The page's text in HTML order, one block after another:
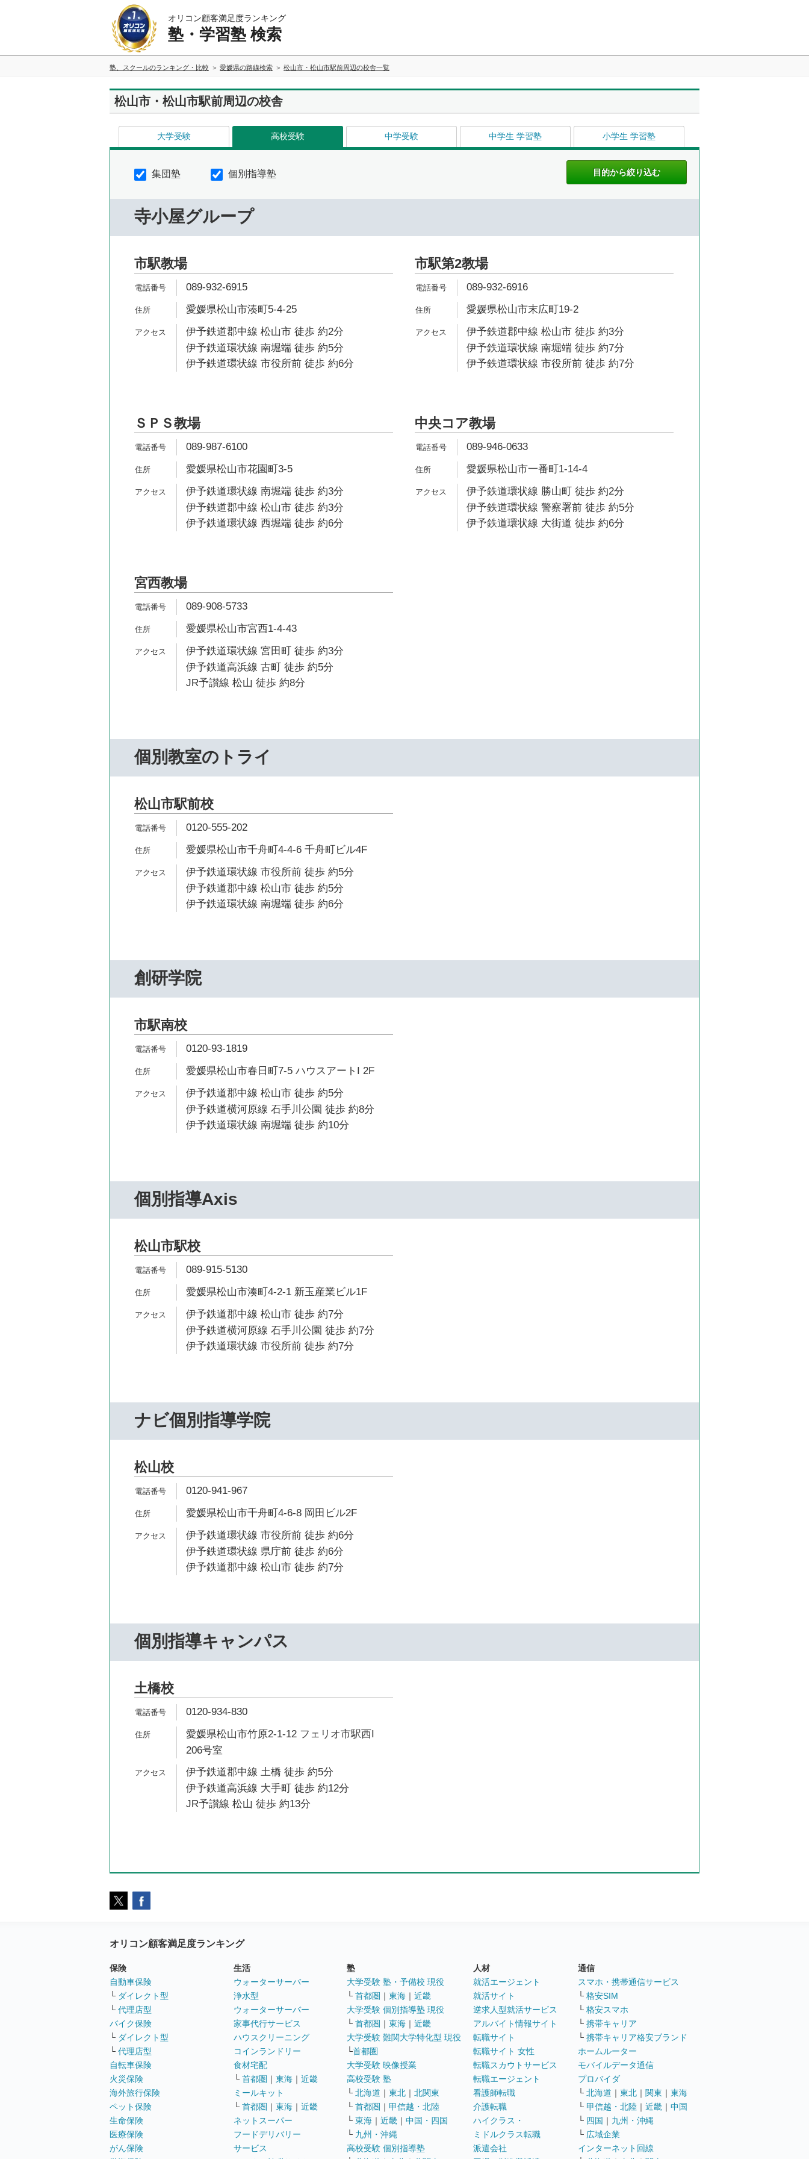
オリコン顧客満足度ランキング
塾・学習塾 検索
塾、スクールのランキング・比較 愛媛県の路線検索 松山市・松山市駅前周辺の校舎一覧
松山市・松山市駅前周辺の校舎
大学受験 高校受験 中学受験 中学生 学習塾 小学生 学習塾
集団塾 個別指導塾
寺小屋グループ
市駅教場
089-932-6915
愛媛県松山市湊町5-4-25
伊予鉄道郡中線 松山市 徒歩 約2分
伊予鉄道環状線 南堀端 徒歩 約5分
伊予鉄道環状線 市役所前 徒歩 約6分
市駅第2教場
089-932-6916
愛媛県松山市末広町19-2
伊予鉄道郡中線 松山市 徒歩 約3分
伊予鉄道環状線 南堀端 徒歩 約7分
伊予鉄道環状線 市役所前 徒歩 約7分
ＳＰＳ教場
089-987-6100
愛媛県松山市花園町3-5
伊予鉄道環状線 南堀端 徒歩 約3分
伊予鉄道郡中線 松山市 徒歩 約3分
伊予鉄道環状線 西堀端 徒歩 約6分
中央コア教場
089-946-0633
愛媛県松山市一番町1-14-4
伊予鉄道環状線 勝山町 徒歩 約2分
伊予鉄道環状線 警察署前 徒歩 約5分
伊予鉄道環状線 大街道 徒歩 約6分
宮西教場
089-908-5733
愛媛県松山市宮西1-4-43
伊予鉄道環状線 宮田町 徒歩 約3分
伊予鉄道高浜線 古町 徒歩 約5分
JR予讃線 松山 徒歩 約8分
個別教室のトライ
松山市駅前校
0120-555-202
愛媛県松山市千舟町4-4-6 千舟町ビル4F
伊予鉄道環状線 市役所前 徒歩 約5分
伊予鉄道郡中線 松山市 徒歩 約5分
伊予鉄道環状線 南堀端 徒歩 約6分
創研学院
市駅南校
0120-93-1819
愛媛県松山市春日町7-5 ハウスアートI 2F
伊予鉄道郡中線 松山市 徒歩 約5分
伊予鉄道横河原線 石手川公園 徒歩 約8分
伊予鉄道環状線 南堀端 徒歩 約10分
個別指導Axis
松山市駅校
089-915-5130
愛媛県松山市湊町4-2-1 新玉産業ビル1F
伊予鉄道郡中線 松山市 徒歩 約7分
伊予鉄道横河原線 石手川公園 徒歩 約7分
伊予鉄道環状線 市役所前 徒歩 約7分
ナビ個別指導学院
松山校
0120-941-967
愛媛県松山市千舟町4-6-8 岡田ビル2F
伊予鉄道環状線 市役所前 徒歩 約6分
伊予鉄道環状線 県庁前 徒歩 約6分
伊予鉄道郡中線 松山市 徒歩 約7分
個別指導キャンパス
土橋校
0120-934-830
愛媛県松山市竹原2-1-12 フェリオ市駅西I
206号室
伊予鉄道郡中線 土橋 徒歩 約5分
伊予鉄道高浜線 大手町 徒歩 約12分
JR予讃線 松山 徒歩 約13分
オリコン顧客満足度ランキング
保険
自動車保険
└ ダイレクト型
└ 代理店型
バイク保険
└ ダイレクト型
└ 代理店型
自転車保険
火災保険
海外旅行保険
ペット保険
生命保険
医療保険
がん保険
生活
ウォーターサーバー
浄水型
ウォーターサーバー
家事代行サービス
ハウスクリーニング
コインランドリー
食材宅配
└ 首都圏 ｜ 東海 ｜ 近畿
ミールキット
└ 首都圏 ｜ 東海 ｜ 近畿
ネットスーパー
フードデリバリー
サービス
塾
大学受験 塾・予備校 現役
└ 首都圏 ｜ 東海 ｜ 近畿
大学受験 個別指導塾 現役
└ 首都圏 ｜ 東海 ｜ 近畿
大学受験 難関大学特化型 現役
└首都圏
大学受験 映像授業
高校受験 塾
└ 北海道 ｜ 東北 ｜ 北関東
└ 首都圏 ｜ 甲信越・北陸
└ 東海 ｜ 近畿 ｜ 中国・四国
└ 九州・沖縄
高校受験 個別指導塾
人材
就活エージェント
就活サイト
逆求人型就活サービス
アルバイト情報サイト
転職サイト
転職サイト 女性
転職スカウトサービス
転職エージェント
看護師転職
介護転職
ハイクラス・
ミドルクラス転職
派遣会社
通信
スマホ・携帯通信サービス
└ 格安SIM
└ 格安スマホ
└ 携帯キャリア
└ 携帯キャリア格安ブランド
ホームルーター
モバイルデータ通信
プロバイダ
└ 北海道 ｜ 東北 ｜ 関東 ｜ 東海
└ 甲信越・北陸 ｜ 近畿 ｜ 中国
└ 四国 ｜ 九州・沖縄
└ 広域企業
インターネット回線